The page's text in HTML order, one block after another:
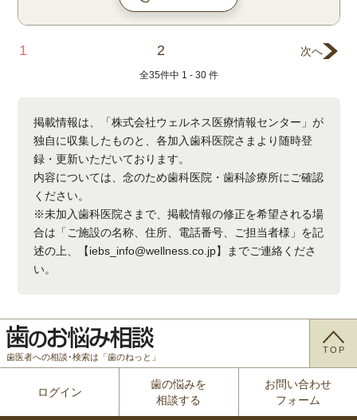
1 2 次へ
全35件中 1 - 30 件
掲載情報は、「株式会社ウェルネス医療情報センター」が
独自に収集したものと、各加入歯科医院さまより随時登
録・更新いただいております。
内容については、念のため歯科医院・歯科診療所にご確認
ください。
※未加入歯科医院さまで、掲載情報の修正を希望される場
合は「ご施設の名称、住所、電話番号、ご担当者様」を記
述の上、【iebs_info@wellness.co.jp】までご連絡くださ
い。
歯医者への相談･検索は「歯のねっと」
TOP
ログイン
歯の悩みを
相談する
お問い合わせ
フォーム